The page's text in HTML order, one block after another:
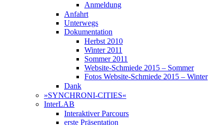
Anmeldung
Anfahrt
Unterwegs
Dokumentation
Herbst 2010
Winter 2011
Sommer 2011
Website-Schmiede 2015 – Sommer
Fotos Website-Schmiede 2015 – Winter
Dank
»SYNCHRONI-CITIES«
InterLAB
Interaktiver Parcours
erste Präsentation